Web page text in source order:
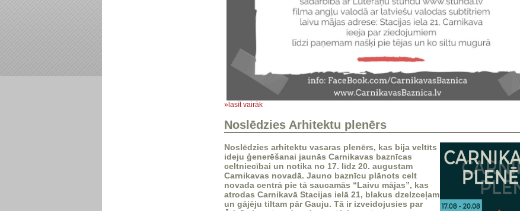
»lasīt vairāk
Noslēdzies Arhitektu plenērs
Noslēdzies arhitektu vasaras plenērs, kas bija veltīts
ideju ģenerēšanai jaunās Carnikavas baznīcas
celtniecībai un notika no 17. līdz 20. augustam
Carnikavas novadā. Jauno baznīcu plānots celt
novada centrā pie tā saucamās “Laivu mājas”, kas
atrodas Carnikavā Stacijas ielā 21, blakus dzelzceļam
un gājēju tiltam pār Gauju. Tā ir izveidojusies par